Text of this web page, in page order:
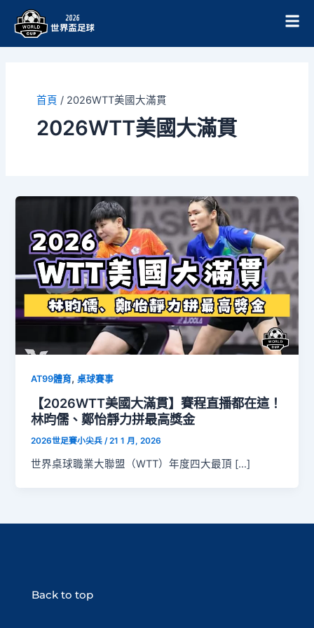
首頁 / 2026WTT美國大滿貫
2026WTT美國大滿貫
AT99體育,桌球賽事
【2026WTT美國大滿貫】賽程直播都在這！
林昀儒、鄭怡靜力拼最高獎金
2026世足賽小尖兵/21 1 月, 2026
世界桌球職業大聯盟（WTT）年度四大最頂 […]
Back to top